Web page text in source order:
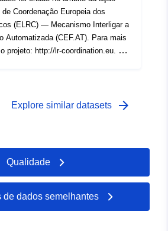
Coordenação Europeia dos
(ELRC) — Mecanismo Interligar a
Automatizada (CEF.AT). Para mais
projeto: http://lr-coordination.eu. Os
Explore similar datasets arrow_forward
Qualidade
de dados semelhantes